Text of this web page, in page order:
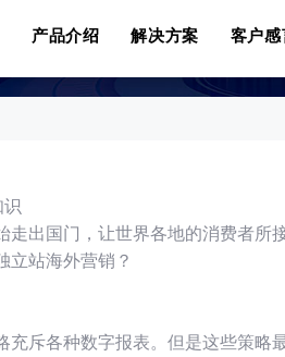
产品介绍 解决方案 客户感
少
出国门，让世界各地的消费者所
立站海外营销？
充斥各种数字报表。但是这些策略